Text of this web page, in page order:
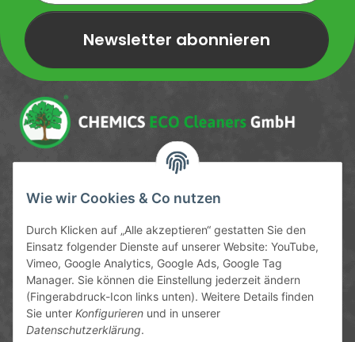
Wie wir Cookies & Co nutzen
Durch Klicken auf „Alle akzeptieren“ gestatten Sie den
Einsatz folgender Dienste auf unserer Website: YouTube,
Vimeo, Google Analytics, Google Ads, Google Tag
Manager. Sie können die Einstellung jederzeit ändern
(Fingerabdruck-Icon links unten). Weitere Details finden
Sie unter Konfigurieren und in unserer
Datenschutzerklärung.
Newsletter abonnieren
Newsletter Newsletter abonnieren
Service-Hotline
09372 / 70 80 90
Mo-Fr, 09:00-12:00 | 13:00-17:00 Uhr
Hinter den Straßenäckern 11-13
63906 Erlenbach
info@chemics.eu